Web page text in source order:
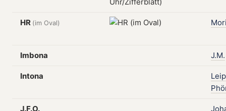
HR (im Oval)
Imbona J.M.
Intona
J.F.O.